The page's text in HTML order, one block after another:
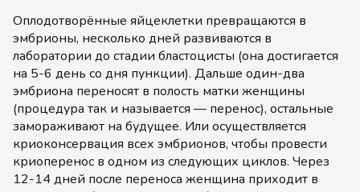
Оплодотворённые яйцеклетки превращаются в
эмбрионы, несколько дней развиваются в
лаборатории до стадии бластоцисты (она достигается
на 5-6 день со дня пункции). Дальше один-два
эмбриона переносят в полость матки женщины
(процедура так и называется — перенос), остальные
замораживают на будущее. Или осуществляется
криоконсервация всех эмбрионов, чтобы провести
криоперенос в одном из следующих циклов. Через
12-14 дней после переноса женщина приходит в